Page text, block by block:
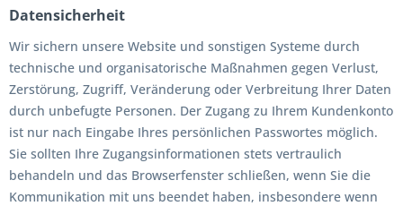
Datensicherheit
Wir sichern unsere Website und sonstigen Systeme durch
technische und organisatorische Maßnahmen gegen Verlust,
Zerstörung, Zugriff, Veränderung oder Verbreitung Ihrer Daten
durch unbefugte Personen. Der Zugang zu Ihrem Kundenkonto
ist nur nach Eingabe Ihres persönlichen Passwortes möglich.
Sie sollten Ihre Zugangsinformationen stets vertraulich
behandeln und das Browserfenster schließen, wenn Sie die
Kommunikation mit uns beendet haben, insbesondere wenn